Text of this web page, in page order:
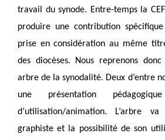
travail du synode. Entre-temps la
produire une contribution
prise en considération au même
des diocèses. Nous reprenons
arbre de la synodalité. Deux d’entre
une présentation
d’utilisation/animation. L’arbre
graphiste et la possibilité de son